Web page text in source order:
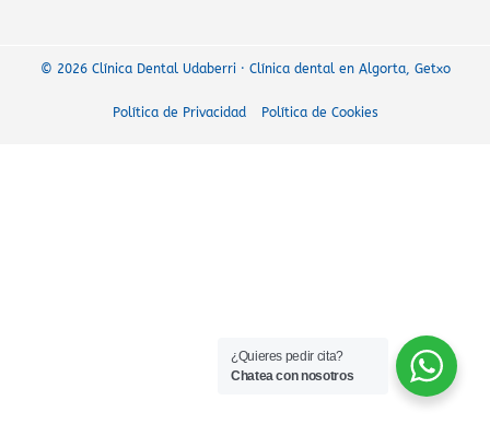
© 2026 Clínica Dental Udaberri · Clínica dental en Algorta, Getxo
Política de Privacidad Política de Cookies
¿Quieres pedir cita?
Chatea con nosotros